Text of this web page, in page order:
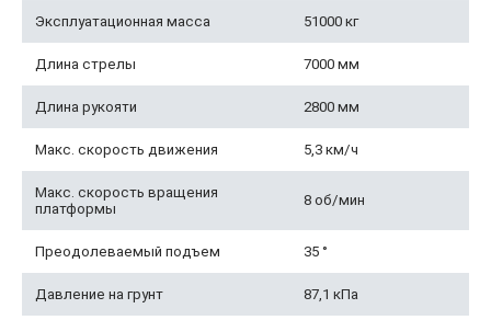
Эксплуатационная масса 51000 кг
Длина стрелы 7000 мм
Длина рукояти 2800 мм
Макс. скорость движения 5,3 км/ч
Макс. скорость вращения
платформы
8 об/мин
Преодолеваемый подъем 35 °
Давление на грунт 87,1 кПа